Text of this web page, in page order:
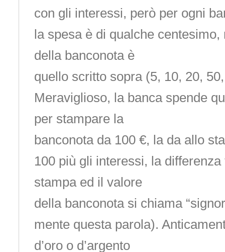
con gli interessi, però per ogni
la spesa è di qualche
della banconota è
quello scritto sopra (5, 10, 20,
Meraviglioso, la banca spende
per stampare la
banconota da 100 €, la da allo
100 più gli interessi, la
stampa ed il valore
della banconota si chiama
mente questa parola).
d’oro o d’argento